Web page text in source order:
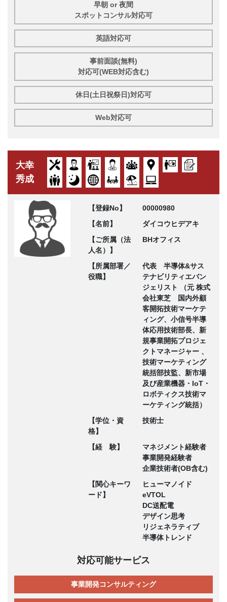
早朝 or 夜間
スポットコンサル対応可
英語対応可
事前面談(無料)
対応可(WEB対応含む)
休日(土日祝祭日)対応可
Web対応可
大幸
秀成
【登録No】
00000980
【名前】
ダイコウヒデアキ
【ご所属（法
人名）】
BHオフィス
【所属部署／
役職】
代表 半導体&サス
テナビリティエバン
ジェリスト （元 株式
会社東芝 国内外顧
客開拓技術マーケテ
ィング、小信号半導
体応用技術部長、新
規事業開拓プロジェ
クトマネージャー 、
技術マーケティング
統括部技監、新市場
及び産業機器・IoT・
ロボティクス技術マ
ーケティング統括）
【学位・資
格】
技術士
【経 験】
マネジメント経験者
事業開発経験者
企業技術者(OB含む)
【関心キーワ
ード】
ヒューマノイド
eVTOL
DC送配電
デザイン思考
リジェネラティブ
半導体トレンド
対応可能サービス
事業開発コンサルティング